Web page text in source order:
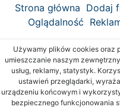
Strona główna Dodaj
Oglądalność
Używamy plików cookies oraz
umieszczanie naszym
usług, reklamy, statystyk.
ustawień przeglądarki,
urządzeniu końcowym i
bezpiecznego funkcjonowania